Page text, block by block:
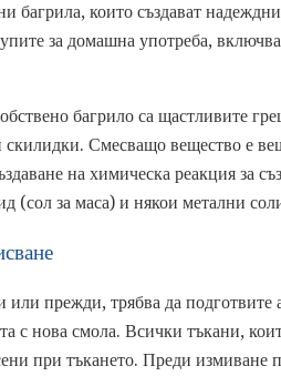
багрила, които създават
за домашна употреба,
багрило са щастливите
Смесващо вещество е
на химическа реакция за
(сол за маса) и някои метални
прежди, трябва да подготвите
с нова смола. Всички тъкани,
при тъкането. Преди измиване